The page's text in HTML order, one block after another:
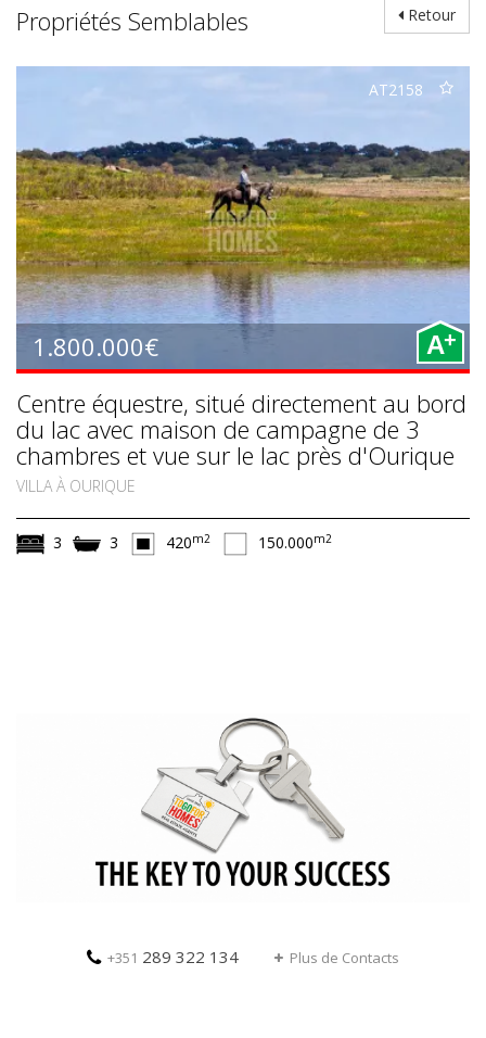
Retour
Propriétés Semblables
AT2158
1.800.000€ A+
Centre équestre, situé directement au bord
du lac avec maison de campagne de 3
chambres et vue sur le lac près d'Ourique
VILLA À OURIQUE
3 3 420m2 150.000m2
+351 289 322 134 Plus de Contacts